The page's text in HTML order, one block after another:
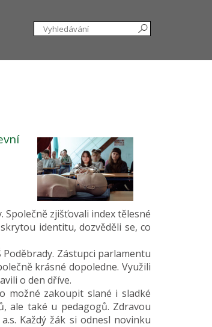
zjišťovali index tělesné
identitu, dozvěděli se, co
Zástupci parlamentu
krásné dopoledne. Využili
o den dříve.
možné zakoupit slané i sladké
ale také u pedagogů. Zdravou
Každý žák si odnesl novinku